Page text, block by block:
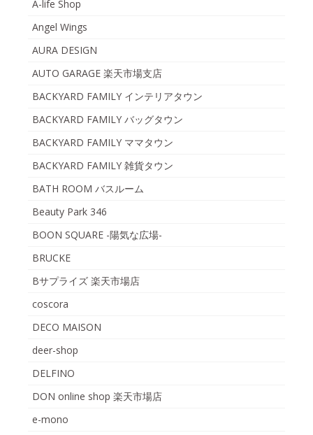
A-life Shop
Angel Wings
AURA DESIGN
AUTO GARAGE 楽天市場支店
BACKYARD FAMILY インテリアタウン
BACKYARD FAMILY バッグタウン
BACKYARD FAMILY ママタウン
BACKYARD FAMILY 雑貨タウン
BATH ROOM バスルーム
Beauty Park 346
BOON SQUARE -陽気な広場-
BRUCKE
Bサプライズ 楽天市場店
coscora
DECO MAISON
deer-shop
DELFINO
DON online shop 楽天市場店
e-mono